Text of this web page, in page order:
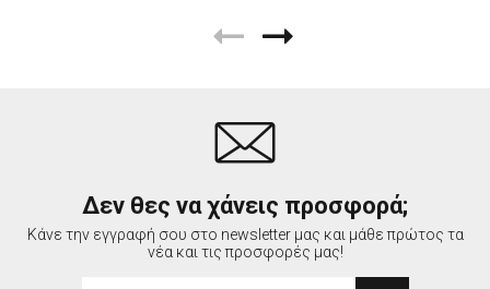
Δεν θες να χάνεις προσφορά;
Κάνε την εγγραφή σου στο newsletter μας και μάθε πρώτος τα
νέα και τις προσφορές μας!